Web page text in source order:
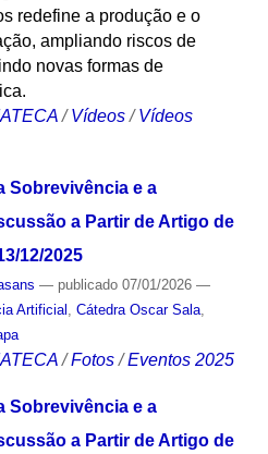
redefine a produção e o
ampliando riscos de
novas formas de
/ Vídeos / Vídeos
Sobrevivência e a
a Partir de Artigo de
12/2025
— publicado07/01/2026 —
Artificial , Cátedra Oscar Sala,
/Fotos /Eventos 2025
Sobrevivência e a
a Partir de Artigo de